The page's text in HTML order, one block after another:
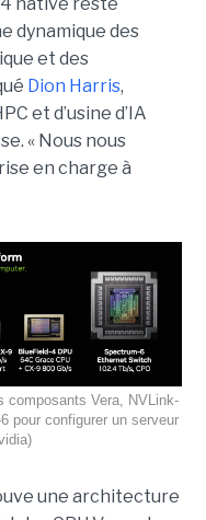
native reste
dynamique des
et des
Dion Harris,
et d’usine d’IA
« Nous nous
en charge à
composants Vera, NVLink-
pour configurer un serveur
une architecture